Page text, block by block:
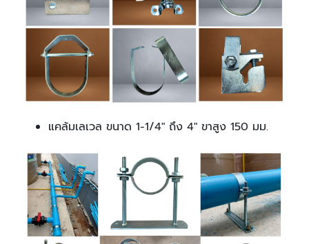
แคล้มเลเวล ขนาด 1-1/4" ถึง 4" ขาสูง 150 มม.